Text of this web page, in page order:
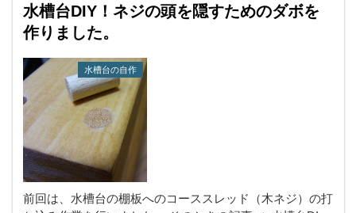
水槽台DIY！ネジの頭を隠すためのダボを
作りました。
水槽台の自作
前回は、水槽台の棚板へのコーススレッド（木ネジ）の打